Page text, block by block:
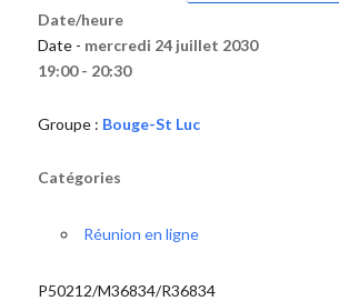
Date/heure
Date - mercredi 24 juillet 2030
19:00 - 20:30
Groupe : Bouge-St Luc
Catégories
Réunion en ligne
P50212/M36834/R36834